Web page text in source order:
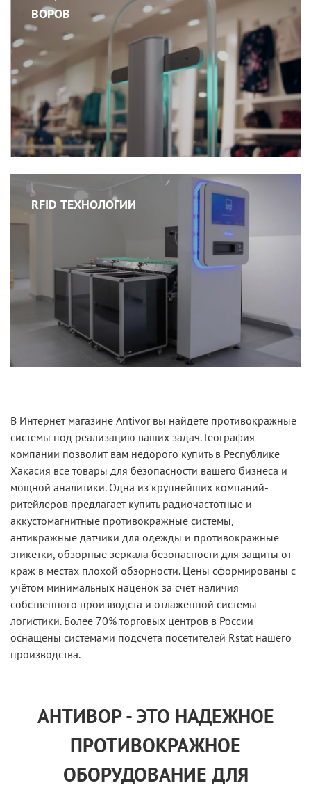
ВОРОВ
RFID ТЕХНОЛОГИИ
В Интернет магазине Antivor вы найдете противокражные
системы под реализацию ваших задач. География
компании позволит вам недорого купить в Республике
Хакасия все товары для безопасности вашего бизнеса и
мощной аналитики. Одна из крупнейших компаний-
ритейлеров предлагает купить радиочастотные и
аккустомагнитные противокражные системы,
антикражные датчики для одежды и противокражные
этикетки, обзорные зеркала безопасности для защиты от
краж в местах плохой обзорности. Цены сформированы с
учётом минимальных наценок за счет наличия
собственного производста и отлаженной системы
логистики. Более 70% торговых центров в России
оснащены системами подсчета посетителей Rstat нашего
производства.
АНТИВОР - ЭТО НАДЕЖНОЕ
ПРОТИВОКРАЖНОЕ
ОБОРУДОВАНИЕ ДЛЯ